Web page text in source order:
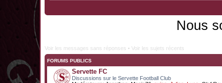
Nous
Voir les messages sans réponses • Voir les sujets récents
FORUMS PUBLICS
Servette FC
Discussions sur le Servette Football Club